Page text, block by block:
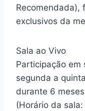
Recomendada),
exclusivos da
Sala ao Vivo
Participação em
segunda a
durante 6
(Horário da sala: